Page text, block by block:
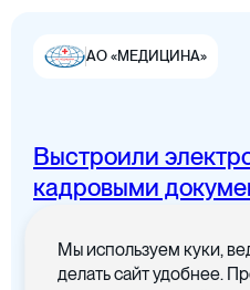
Цифровая канцелярия
АО «МЕДИЦИНА»
Выстроили
кадровыми
Все документы в одном
Мы используем куки,
делать сайт удобнее.